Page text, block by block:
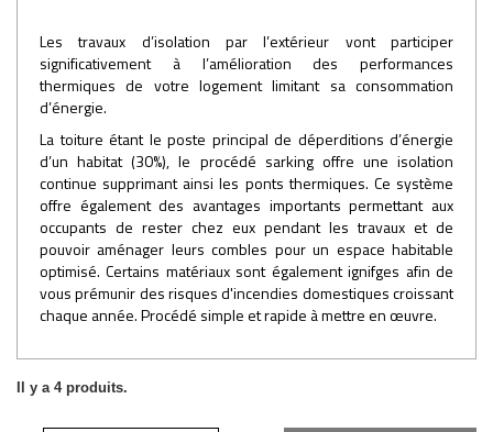
Les travaux d’isolation par l’extérieur vont participer
significativement à l’amélioration des performances
thermiques de votre logement limitant sa consommation
d’énergie.
La toiture étant le poste principal de déperditions d’énergie
d’un habitat (30%), le procédé sarking offre une isolation
continue supprimant ainsi les ponts thermiques. Ce système
offre également des avantages importants permettant aux
occupants de rester chez eux pendant les travaux et de
pouvoir aménager leurs combles pour un espace habitable
optimisé. Certains matériaux sont également ignifges afin de
vous prémunir des risques d'incendies domestiques croissant
chaque année. Procédé simple et rapide à mettre en œuvre.
Il y a 4 produits.